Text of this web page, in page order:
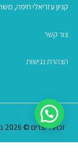
קניון עזריאלי חיפה,
צור קשר
הצהרת נגישות
זכויות יוצרים © 2026